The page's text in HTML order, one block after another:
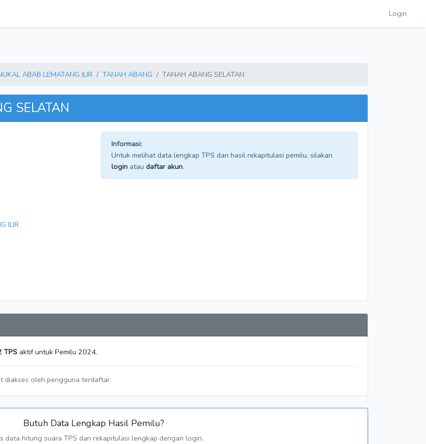
Login
ABAB LEMATANG ILIR TANAH ABANG TANAH ABANG SELATAN
SELATAN
ILIR
Informasi:
Untuk melihat data lengkap TPS dan hasil rekapitulasi pemilu, silakan
login atau daftar akun.
TPS aktif untuk Pemilu 2024.
diakses oleh pengguna terdaftar.
Butuh Data Lengkap Hasil Pemilu?
data hitung suara TPS dan rekapitulasi lengkap dengan login.